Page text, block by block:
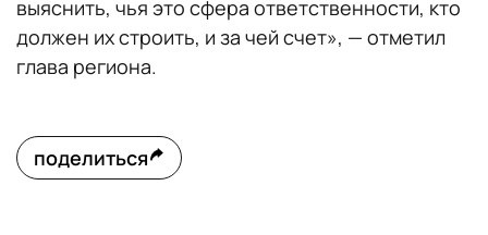
выяснить, чья это сфера ответственности, кто
должен их строить, и за чей счет», — отметил
глава региона.
поделиться